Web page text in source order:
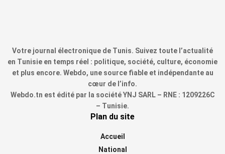
Votre journal électronique de Tunis. Suivez toute l’actualité
en Tunisie en temps réel : politique, société, culture, économie
et plus encore. Webdo, une source fiable et indépendante au
cœur de l’info.
Webdo.tn est édité par la société YNJ SARL – RNE : 1209226C
– Tunisie.
Plan du site
Accueil
National